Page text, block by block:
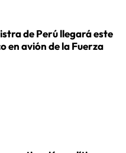
de Perú llegará este
en avión de la Fuerza